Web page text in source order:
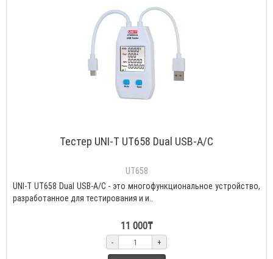
Тестер UNI-T UT658 Dual USB-A/C
UT658
UNI-T UT658 Dual USB-A/C - это многофункциональное устройство,
разработанное для тестирования и и..
11 000₸
- +